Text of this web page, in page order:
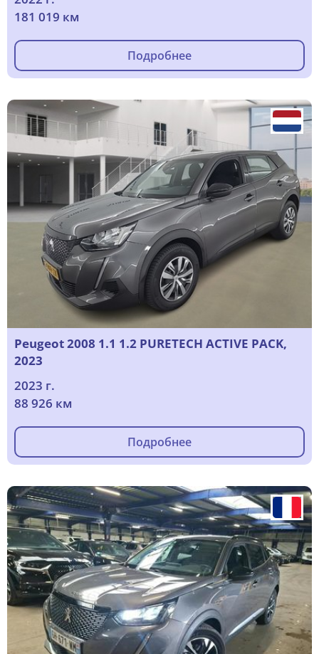
181 019 км
Подробнее
Peugeot 2008 1.1 1.2 PURETECH ACTIVE PACK,
2023
2023 г.
88 926 км
Подробнее